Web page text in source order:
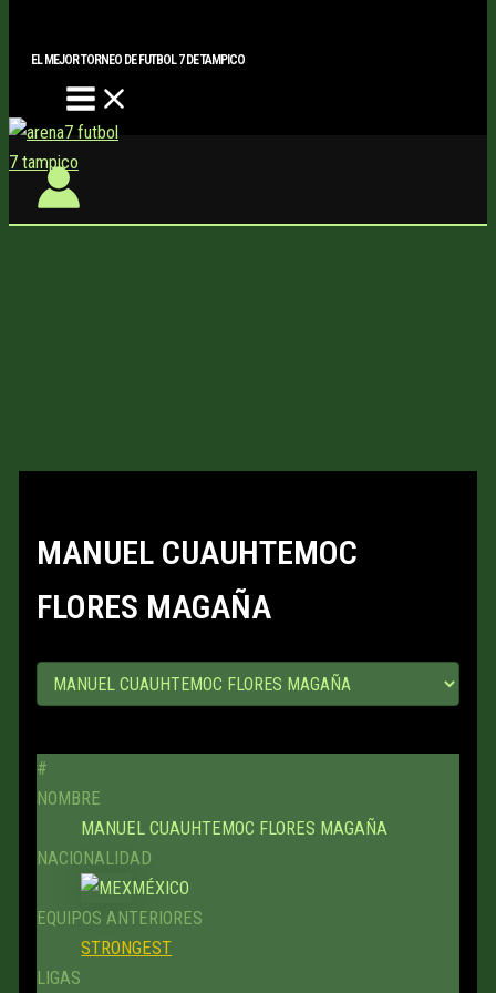
EL MEJOR TORNEO DE FUTBOL 7 DE TAMPICO
MANUEL CUAUHTEMOC
FLORES MAGAÑA
#
NOMBRE
MANUEL CUAUHTEMOC FLORES MAGAÑA
NACIONALIDAD
MÉXICO
EQUIPOS ANTERIORES
STRONGEST
LIGAS